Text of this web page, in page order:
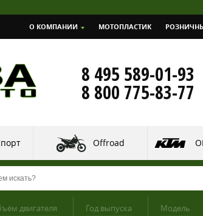
О КОМПАНИИ МОТОПЛАСТИК
8 495 589-01-93
8 800 775-83-77
Offroad
двигателя Год выпуска Модель